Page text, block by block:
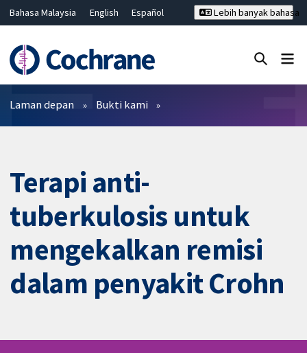
Bahasa Malaysia English
Español
Hrvatski
Deutsch ไทย
繁體中文
简体中文
Lebih banyak bahasa
Penapis
Laman depan Bukti kami
Terapi anti-
tuberkulosis untuk
mengekalkan remisi
dalam penyakit Crohn